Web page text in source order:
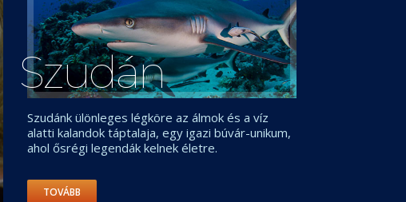
Szudán
Szudánk ülönleges légköre az álmok és a víz
alatti kalandok táptalaja, egy igazi búvár-unikum,
ahol ősrégi legendák kelnek életre.
TOVÁBB